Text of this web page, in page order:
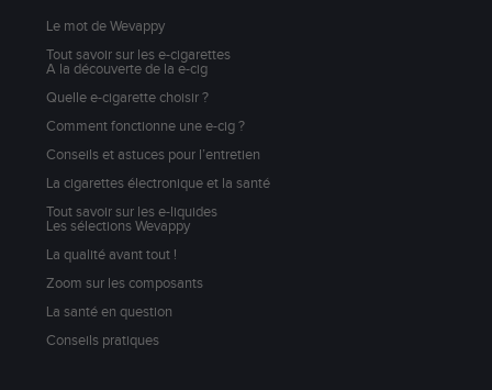
Le mot de Wevappy
Tout savoir sur les e-cigarettes
A la découverte de la e-cig
Quelle e-cigarette choisir ?
Comment fonctionne une e-cig ?
Conseils et astuces pour l’entretien
La cigarettes électronique et la santé
Tout savoir sur les e-liquides
Les sélections Wevappy
La qualité avant tout !
Zoom sur les composants
La santé en question
Conseils pratiques